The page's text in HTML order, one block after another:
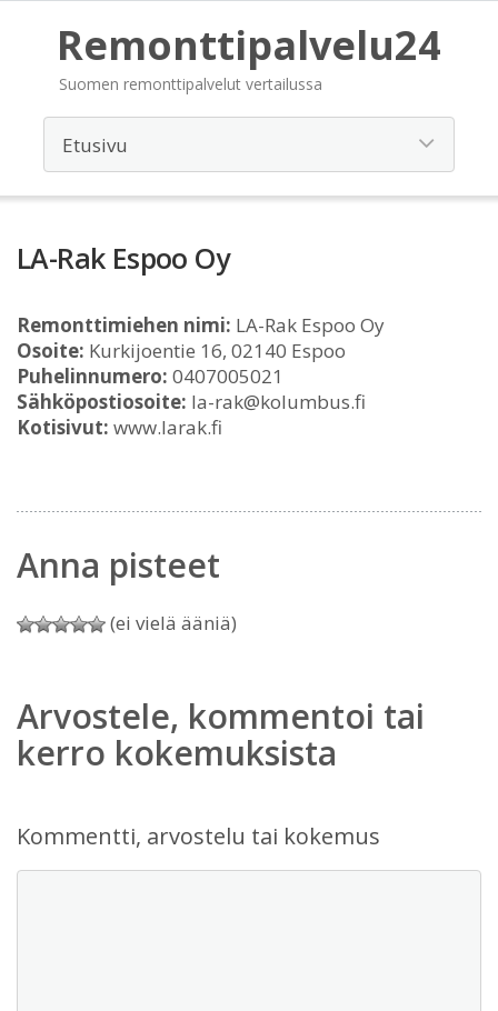
Remonttipalvelu24
Suomen remonttipalvelut vertailussa
LA-Rak Espoo Oy
Remonttimiehen nimi: LA-Rak Espoo Oy
Osoite: Kurkijoentie 16, 02140 Espoo
Puhelinnumero: 0407005021
Sähköpostiosoite: la-rak@kolumbus.fi
Kotisivut: www.larak.fi
Anna pisteet
(ei vielä ääniä)
Arvostele, kommentoi tai
kerro kokemuksista
Kommentti, arvostelu tai kokemus